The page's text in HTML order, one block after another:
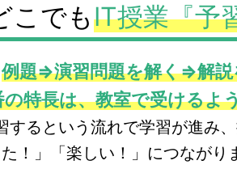
こでもIT授業『予
例題⇒演習問題を解く⇒解説
特長は、教室で受けるよ
るという流れで学習が進み
！」「楽しい！」につながり